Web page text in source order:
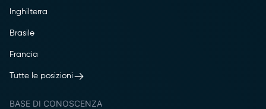
Inghilterra
Brasile
Francia
Tutte le posizioni
BASE DI CONOSCENZA